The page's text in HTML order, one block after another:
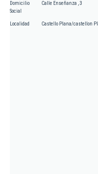
Domicilio
Social
Calle Enseñanza , 3
Localidad Castello Plana/castellon